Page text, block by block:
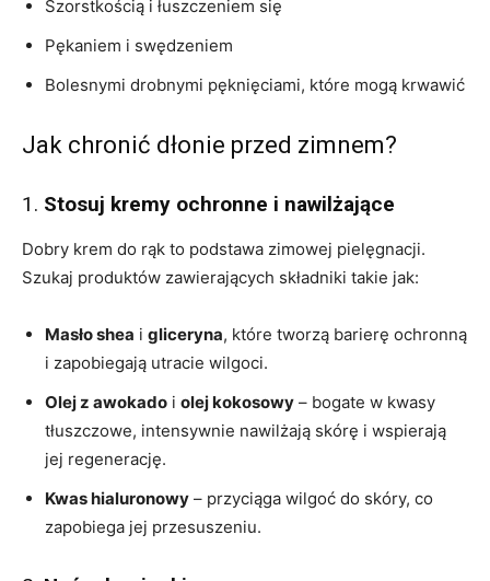
Szorstkością i łuszczeniem się
Pękaniem i swędzeniem
Bolesnymi drobnymi pęknięciami, które mogą krwawić
Jak chronić dłonie przed zimnem?
1. Stosuj kremy ochronne i nawilżające
Dobry krem do rąk to podstawa zimowej pielęgnacji.
Szukaj produktów zawierających składniki takie jak:
Masło shea i gliceryna, które tworzą barierę ochronną
i zapobiegają utracie wilgoci.
Olej z awokado i olej kokosowy – bogate w kwasy
tłuszczowe, intensywnie nawilżają skórę i wspierają
jej regenerację.
Kwas hialuronowy – przyciąga wilgoć do skóry, co
zapobiega jej przesuszeniu.